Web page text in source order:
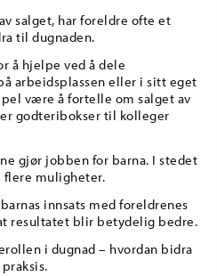
salget, har foreldre ofte et
til dugnaden.
å hjelpe ved å dele
arbeidsplassen eller i sitt eget
være å fortelle om salget av
godteribokser til kolleger
gjør jobben for barna. I stedet
flere muligheter.
innsats med foreldrenes
resultatet blir betydelig bedre.
i dugnad – hvordan bidra